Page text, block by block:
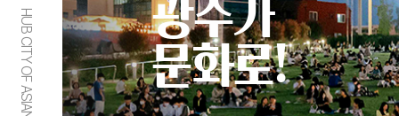
광주가
문화로!